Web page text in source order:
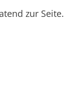
zur Seite.